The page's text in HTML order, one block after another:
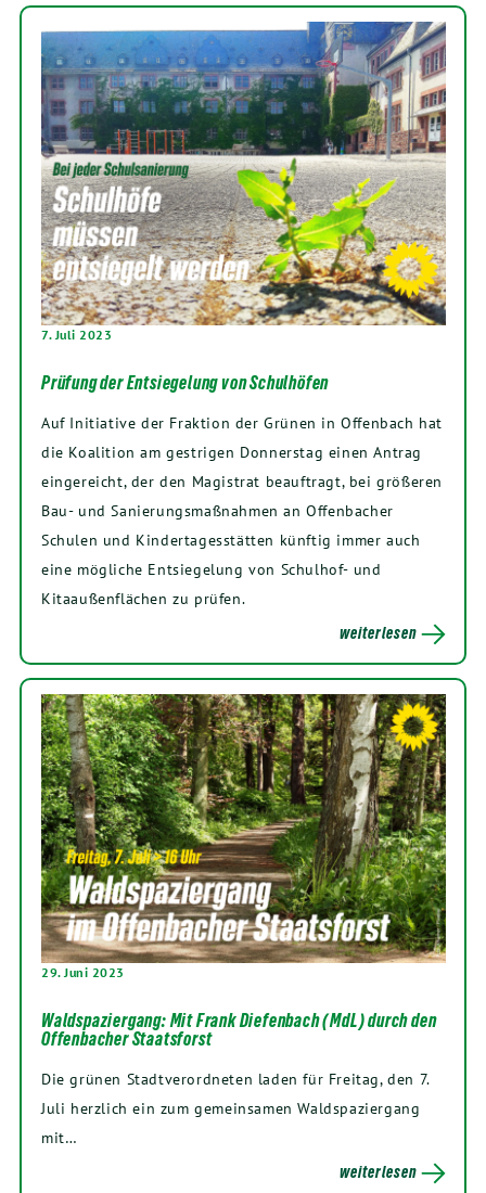
7. Juli 2023
Prüfung der Entsiegelung von Schulhöfen
Auf Initiative der Fraktion der Grünen in Offenbach hat
die Koalition am gestrigen Donnerstag einen Antrag
eingereicht, der den Magistrat beauftragt, bei größeren
Bau- und Sanierungsmaßnahmen an Offenbacher
Schulen und Kindertagesstätten künftig immer auch
eine mögliche Entsiegelung von Schulhof- und
Kitaaußenflächen zu prüfen.
weiterlesen
29. Juni 2023
Waldspaziergang: Mit Frank Diefenbach (MdL) durch den
Offenbacher Staatsforst
Die grünen Stadtverordneten laden für Freitag, den 7.
Juli herzlich ein zum gemeinsamen Waldspaziergang
mit…
weiterlesen